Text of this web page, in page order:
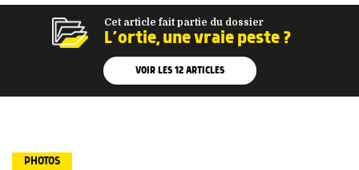
Cet article fait partie du dossier
L’ortie, une vraie peste ?
VOIR LES 12ARTICLES
PHOTOS